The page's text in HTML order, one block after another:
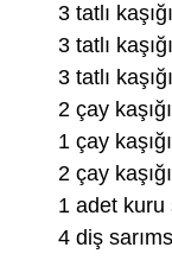
3 tatlı
3 tatlı
3 tatlı
2 çay
1 çay
2 çay
1 adet kuru
4 diş